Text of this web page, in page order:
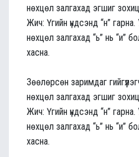
нөхцөл залгахад эгшиг
Жич: Үгийн үндсэнд “н”
нөхцөл залгахад “ь” нь “и”
хасна.
Зөөлөрсөн заримдаг
нөхцөл залгахад эгшиг
Жич: Үгийн үндсэнд “н”
нөхцөл залгахад “ь” нь “и”
хасна.